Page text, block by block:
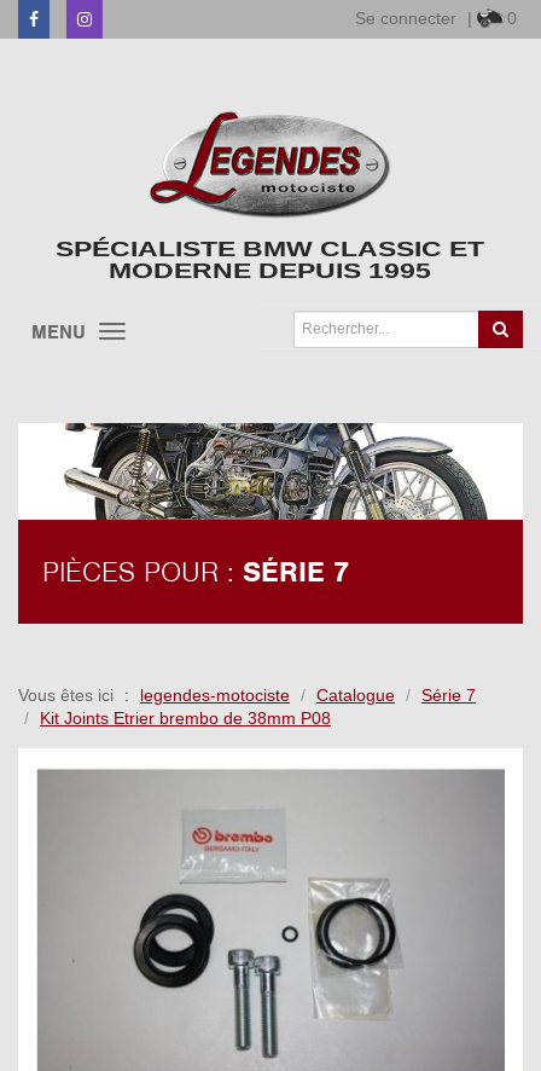
FacebookInstagram Se connecter | 0
SPÉCIALISTE BMW CLASSIC ET
MODERNE DEPUIS 1995
MENU
PIÈCES POUR : SÉRIE 7
Vous êtes ici legendes-motociste Catalogue
Série 7
Kit Joints Etrier brembo de 38mm P08